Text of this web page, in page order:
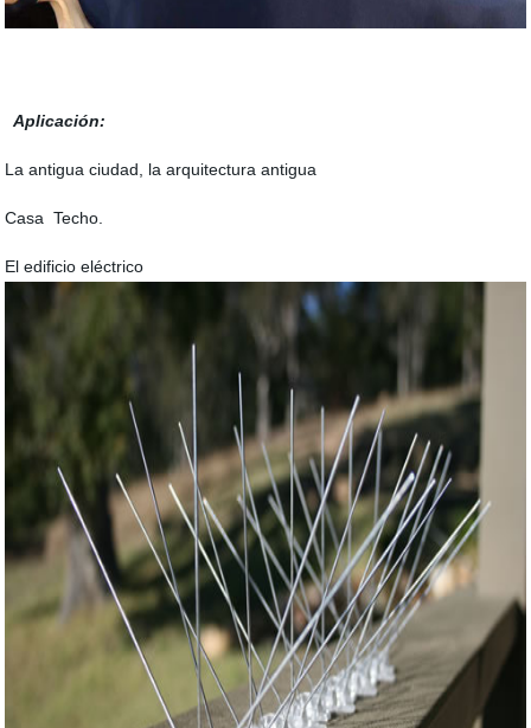
Aplicación:
La antigua ciudad, la arquitectura antigua
Casa Techo.
El edificio eléctrico